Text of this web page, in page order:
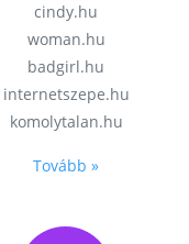
cindy.hu
woman.hu
badgirl.hu
internetszepe.hu
komolytalan.hu
Tovább »